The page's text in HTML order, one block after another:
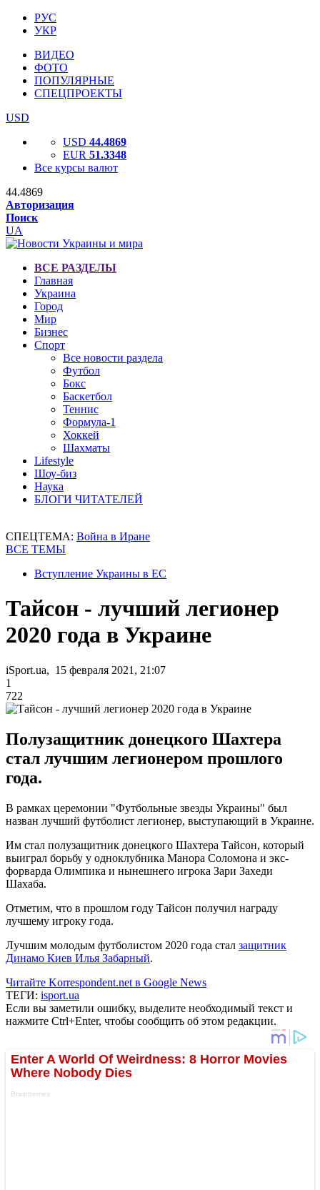
РУС
УКР
ВИДЕО
ФОТО
ПОПУЛЯРНЫЕ
СПЕЦПРОЕКТЫ
USD
USD 44.4869
EUR 51.3348
Все курсы валют
44.4869
Авторизация
Поиск
UA
ВСЕ РАЗДЕЛЫ
Главная
Украина
Город
Мир
Бизнес
Спорт
Все новости раздела
Футбол
Бокс
Баскетбол
Теннис
Формула-1
Хоккей
Шахматы
Lifestyle
Шоу-биз
Наука
БЛОГИ ЧИТАТЕЛЕЙ
СПЕЦТЕМА: Война в Иране
ВСЕ ТЕМЫ
Вступление Украины в ЕС
Тайсон - лучший легионер
2020 года в Украине
iSport.ua, 15 февраля 2021, 21:07
1
722
Полузащитник донецкого Шахтера
стал лучшим легионером прошлого
года.
В рамках церемонии "Футбольные звезды Украины" был
назван лучший футболист легионер, выступающий в Украине.
Им стал полузащитник донецкого Шахтера Тайсон, который
выиграл борьбу у одноклубника Манора Соломона и экс-
форварда Олимпика и нынешнего игрока Зари Захеди
Шахаба.
Отметим, что в прошлом году Тайсон получил награду
лучшему игроку года.
Лучшим молодым футболистом 2020 года стал защитник
Динамо Киев Илья Забарный.
Читайте Korrespondent.net в Google News
ТЕГИ: isport.ua
Если вы заметили ошибку, выделите необходимый текст и
нажмите Ctrl+Enter, чтобы сообщить об этом редакции.